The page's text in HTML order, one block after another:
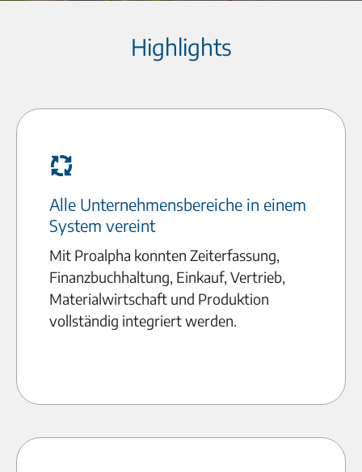
Highlights
Alle Unternehmensbereiche in einem
System vereint
Mit Proalpha konnten Zeiterfassung,
Finanzbuchhaltung, Einkauf, Vertrieb,
Materialwirtschaft und Produktion
vollständig integriert werden.